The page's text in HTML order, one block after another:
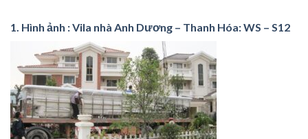
1. Hình ảnh : Vila nhà Anh Dương – Thanh Hóa: WS – S12